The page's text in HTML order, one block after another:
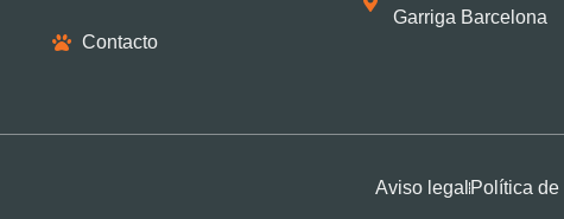
Contacto
Garriga Barcelona
Aviso legal Política de